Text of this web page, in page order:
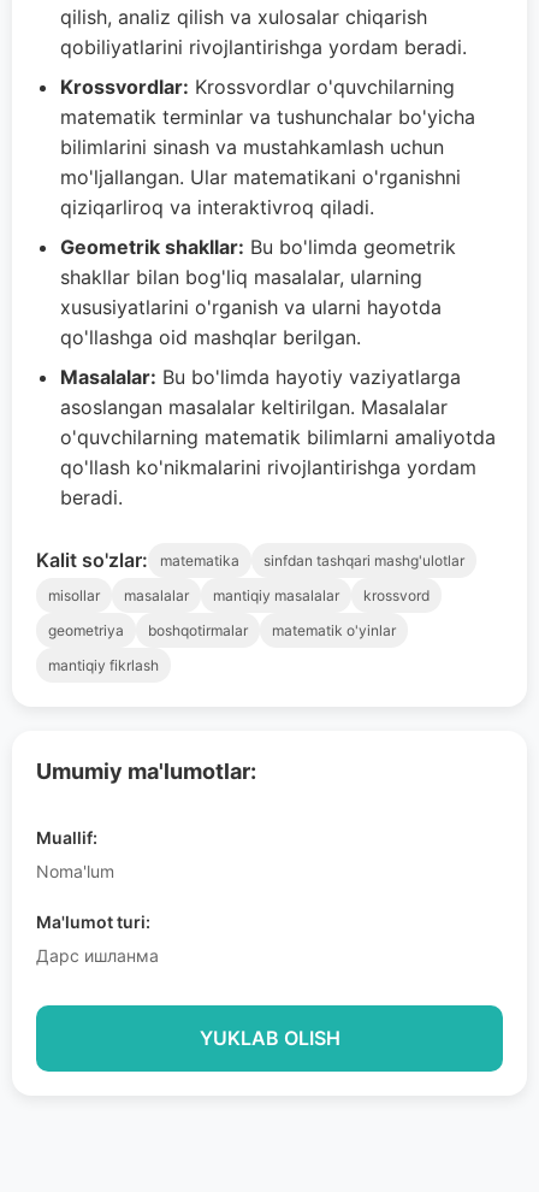
Umumiy ma'lumotlar:
Muallif:
Noma'lum
Ma'lumot turi:
Дарс ишланма
YUKLAB OLISH
qilish, analiz qilish va xulosalar chiqarish
qobiliyatlarini rivojlantirishga yordam beradi.
Krossvordlar: Krossvordlar o'quvchilarning
matematik terminlar va tushunchalar bo'yicha
bilimlarini sinash va mustahkamlash uchun
mo'ljallangan. Ular matematikani o'rganishni
qiziqarliroq va interaktivroq qiladi.
Geometrik shakllar: Bu bo'limda geometrik
shakllar bilan bog'liq masalalar, ularning
xususiyatlarini o'rganish va ularni hayotda
qo'llashga oid mashqlar berilgan.
Masalalar: Bu bo'limda hayotiy vaziyatlarga
asoslangan masalalar keltirilgan. Masalalar
o'quvchilarning matematik bilimlarni amaliyotda
qo'llash ko'nikmalarini rivojlantirishga yordam
beradi.
Kalit so'zlar: matematika
sinfdan tashqari mashg'ulotlar
misollar
masalalar mantiqiy masalalar
krossvord
geometriya
boshqotirmalar
matematik o'yinlar
mantiqiy fikrlash